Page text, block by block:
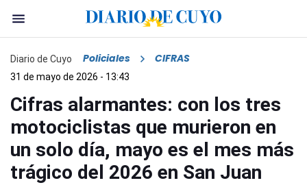
Diario de Cuyo Policiales CIFRAS
31 de mayo de 2026 - 13:43
Cifras alarmantes: con los tres
motociclistas que murieron en
un solo día, mayo es el mes más
trágico del 2026 en San Juan